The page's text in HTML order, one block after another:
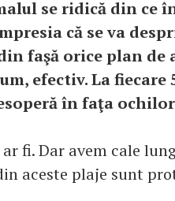
se ridică din ce
că se va
faşă orice plan de
efectiv. La fiecare
în faţa
fi. Dar avem cale
aceste plaje sunt